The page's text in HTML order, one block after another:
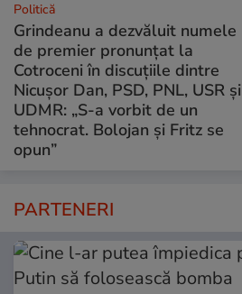
Politică
Grindeanu a dezvăluit numele
de premier pronunțat la
Cotroceni în discuțiile dintre
Nicușor Dan, PSD, PNL, USR și
UDMR: „S-a vorbit de un
tehnocrat. Bolojan și Fritz se
opun”
PARTENERI